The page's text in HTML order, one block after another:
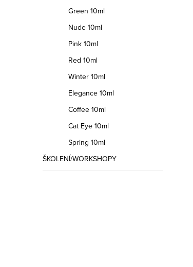
Green 10ml
Nude 10ml
Pink 10ml
Red 10ml
Winter 10ml
Elegance 10ml
Coffee 10ml
Cat Eye 10ml
Spring 10ml
ŠKOLENÍ/WORKSHOPY